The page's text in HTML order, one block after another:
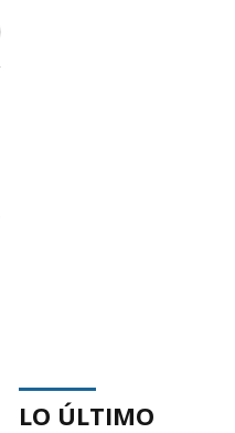
LO ÚLTIMO